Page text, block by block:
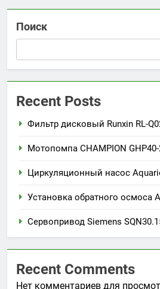
Поиск
Recent Posts
Фильтр дисковый Runxin RL-
Мотопомпа CHAMPION
Циркуляционный насос
Установка обратного осмоса
Сервопривод Siemens
Recent Comments
Нет комментариев для